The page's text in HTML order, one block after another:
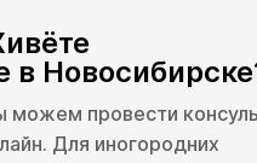
в
можем провести
Для иногородних